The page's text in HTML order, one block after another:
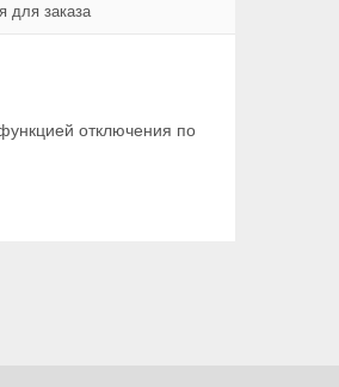
для заказа
отключения по